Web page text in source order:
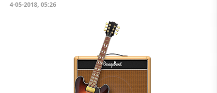
4-05-2018, 05:26